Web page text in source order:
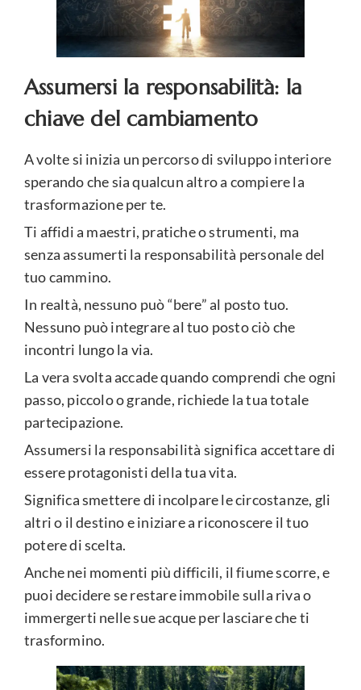
Assumersi la responsabilità: la
chiave del cambiamento
A volte si inizia un percorso di sviluppo interiore
sperando che sia qualcun altro a compiere la
trasformazione per te.
Ti affidi a maestri, pratiche o strumenti, ma
senza assumerti la responsabilità personale del
tuo cammino.
In realtà, nessuno può “bere” al posto tuo.
Nessuno può integrare al tuo posto ciò che
incontri lungo la via.
La vera svolta accade quando comprendi che ogni
passo, piccolo o grande, richiede la tua totale
partecipazione.
Assumersi la responsabilità significa accettare di
essere protagonisti della tua vita.
Significa smettere di incolpare le circostanze, gli
altri o il destino e iniziare a riconoscere il tuo
potere di scelta.
Anche nei momenti più difficili, il fiume scorre, e
puoi decidere se restare immobile sulla riva o
immergerti nelle sue acque per lasciare che ti
trasformino.